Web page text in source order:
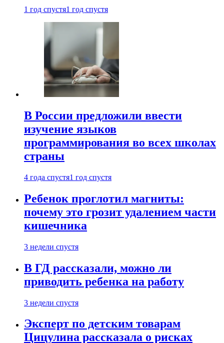
1 год спустя1 год спустя
В России предложили ввести
изучение языков
программирования во всех школах
страны
4 года спустя1 год спустя
Ребенок проглотил магниты:
почему это грозит удалением части
кишечника
3 недели спустя
В ГД рассказали, можно ли
приводить ребенка на работу
3 недели спустя
Эксперт по детским товарам
Цицулина рассказала о рисках